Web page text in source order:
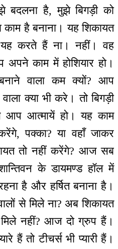
बदलना है, मुझे बिगड़ी को
काम है बनाना। यह शिकायत
यह करते हैं ना। नहीं। वह
अपने काम में होशियार हो।
बनाने वाला कम क्यों? आप
क्या भी करे। तो बिगड़ी
आप आत्मायें हो। यह काम
पक्का? या वहाँ जाकर
तो नहीं करेंगे? आज सब
के डायमण्ड हॉल में
है और हर्षित बनाना है।
से मिले ना? अब शिकायत
मिले नहीं? आज दो ग्रुप हैं।
हैं तो टीचर्स भी प्यारी हैं।